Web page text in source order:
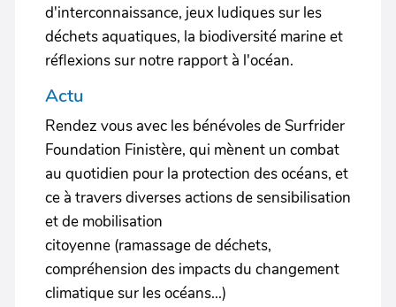
d'interconnaissance, jeux ludiques sur les
déchets aquatiques, la biodiversité marine et
réflexions sur notre rapport à l'océan.
Actu
Rendez vous avec les bénévoles de Surfrider
Foundation Finistère, qui mènent un combat
au quotidien pour la protection des océans, et
ce à travers diverses actions de sensibilisation
et de mobilisation
citoyenne (ramassage de déchets,
compréhension des impacts du changement
climatique sur les océans...)